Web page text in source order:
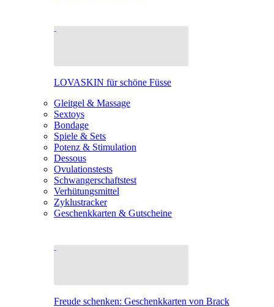
LOVASKIN für schöne Füsse
Gleitgel & Massage
Sextoys
Bondage
Spiele & Sets
Potenz & Stimulation
Dessous
Ovulationstests
Schwangerschaftstest
Verhütungsmittel
Zyklustracker
Geschenkkarten & Gutscheine
Freude schenken: Geschenkkarten von Brack